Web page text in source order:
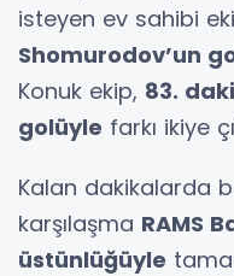
isteyen ev sahibi
Shomurodov’un
Konuk ekip, 83.
golüyle farkı ikiye
Kalan dakikalarda
karşılaşma RAMS
üstünlüğüyle